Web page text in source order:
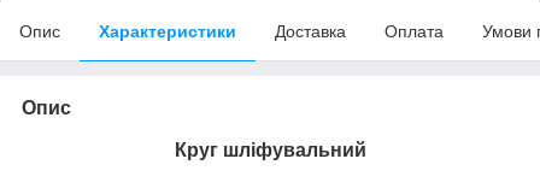
Опис Характеристики Доставка Оплата Умови
Опис
Круг шліфувальний